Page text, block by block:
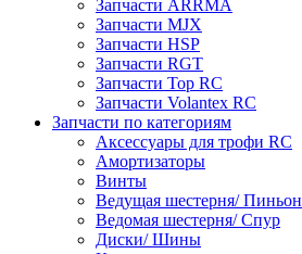
Запчасти ARRMA
Запчасти MJX
Запчасти HSP
Запчасти RGT
Запчасти Top RC
Запчасти Volantex RC
Запчасти по категориям
Аксессуары для трофи RC
Амортизаторы
Винты
Ведущая шестерня/ Пиньон
Ведомая шестерня/ Спур
Диски/ Шины